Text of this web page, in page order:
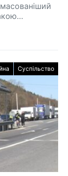
Суспільство